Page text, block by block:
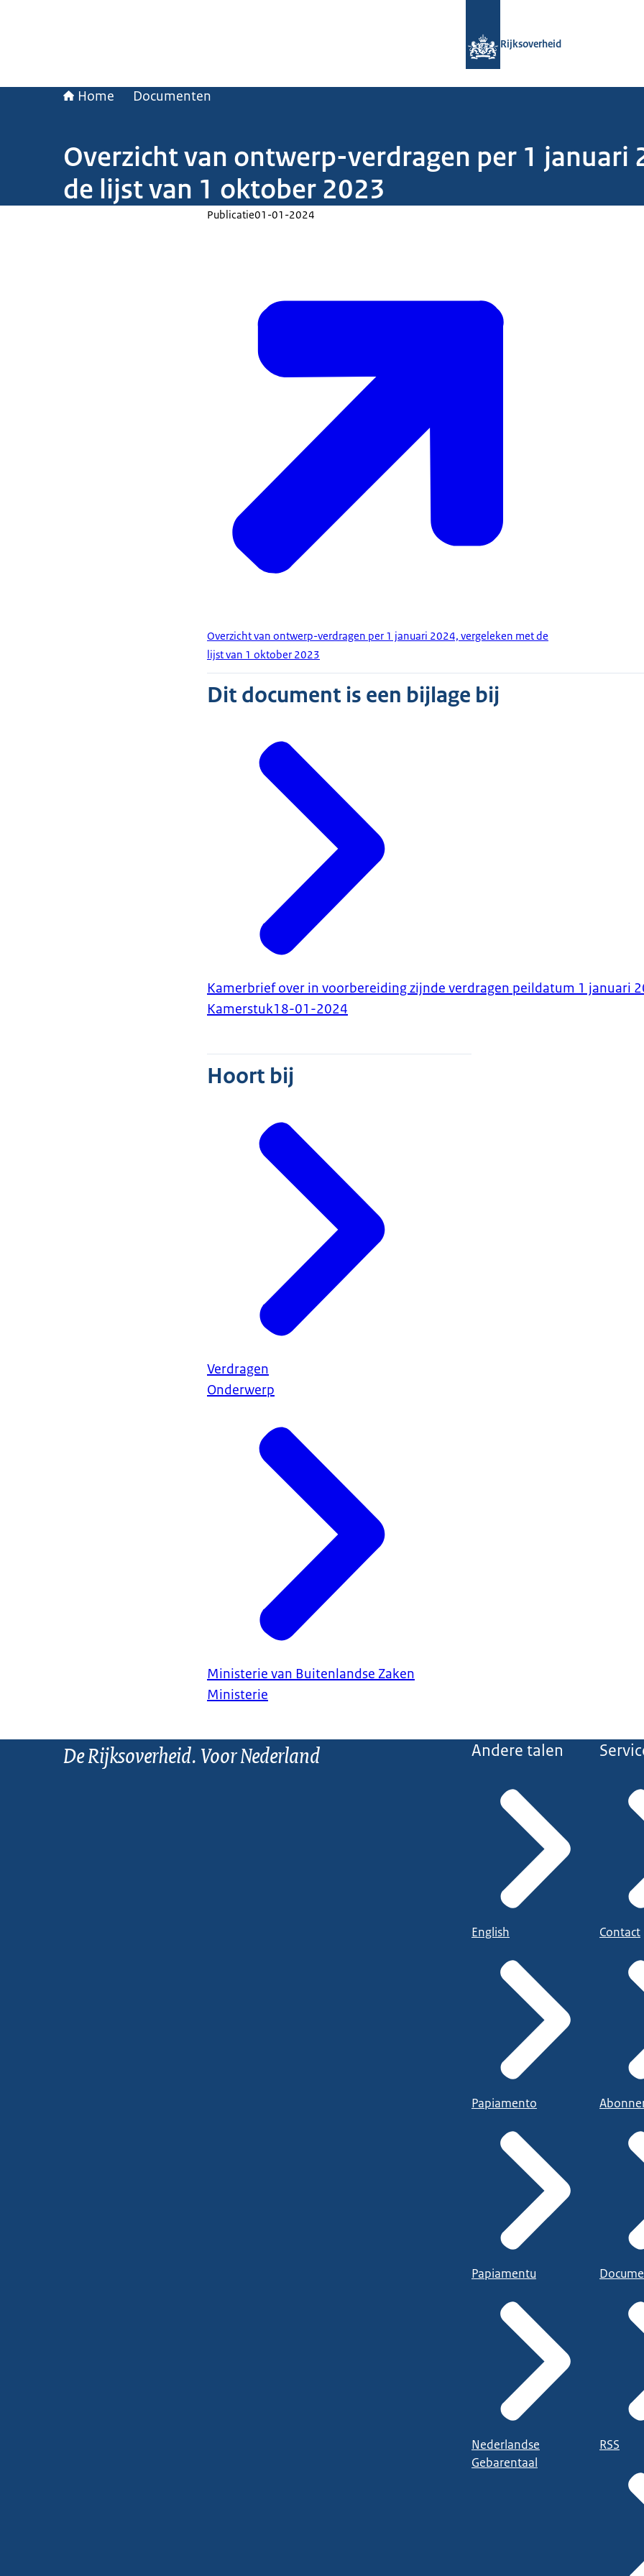
Rijksoverheid
Home Documenten
Overzicht van ontwerp-verdragen per 1 januari
de lijst van 1 oktober 2023
Publicatie01-01-2024
Overzicht van ontwerp-verdragen per 1 januari 2024, vergeleken met de
lijst van 1 oktober 2023
Dit document is een bijlage bij
Kamerbrief over in voorbereiding zijnde verdragen peildatum 1 januari
Kamerstuk18-01-2024
Hoort bij
Verdragen
Onderwerp
Ministerie van Buitenlandse Zaken
Ministerie
De Rijksoverheid. Voor Nederland Andere talen
English
Papiamento
Papiamentu
Nederlandse
Gebarentaal
Contact
RSS